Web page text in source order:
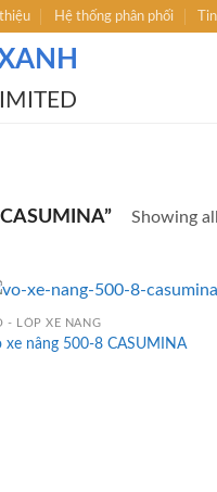
Hệ thống phân phối
Showing
- LỐP XE NÂNG
xe nâng 500-8 CASUMINA